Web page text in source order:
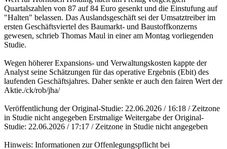
Quartalszahlen von 87 auf 84 Euro gesenkt und die Einstufung auf
"Halten" belassen. Das Auslandsgeschäft sei der Umsatztreiber im
ersten Geschäftsviertel des Baumarkt- und Baustoffkonzerns
gewesen, schrieb Thomas Maul in einer am Montag vorliegenden
Studie.
Wegen höherer Expansions- und Verwaltungskosten kappte der
Analyst seine Schätzungen für das operative Ergebnis (Ebit) des
laufenden Geschäftsjahres. Daher senkte er auch den fairen Wert der
Aktie./ck/rob/jha/
Veröffentlichung der Original-Studie: 22.06.2026 / 16:18 / Zeitzone
in Studie nicht angegeben Erstmalige Weitergabe der Original-
Studie: 22.06.2026 / 17:17 / Zeitzone in Studie nicht angegeben
Hinweis: Informationen zur Offenlegungspflicht bei